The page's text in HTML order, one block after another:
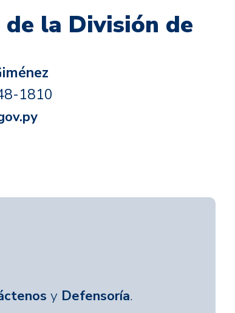
de la División de
1810
y Defensoría.